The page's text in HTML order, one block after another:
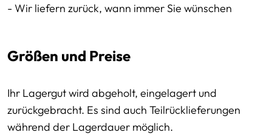
- Wir liefern zurück, wann immer Sie wünschen
Größen und Preise
Ihr Lagergut wird abgeholt, eingelagert und
zurückgebracht. Es sind auch Teilrücklieferungen
während der Lagerdauer möglich.